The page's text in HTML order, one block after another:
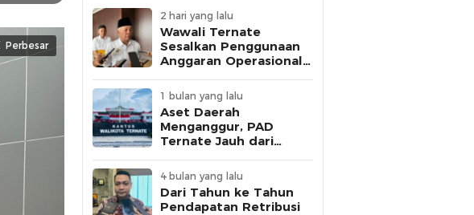
Perbesar
2 hari yang lalu
Wawali Ternate
Sesalkan Penggunaan
Anggaran Operasional
Sepengetahuannya
1 bulan yang lalu
Aset Daerah
Menganggur, PAD
Ternate Jauh dari
4 bulan yang lalu
Dari Tahun ke Tahun
Pendapatan Retribusi